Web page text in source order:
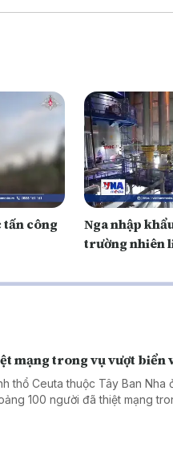
tấn công
Nga nhập
trường nhiên
mạng trong vụ vượt biển
thổ Ceuta thuộc Tây Ban Nha
100 người đã thiệt mạng